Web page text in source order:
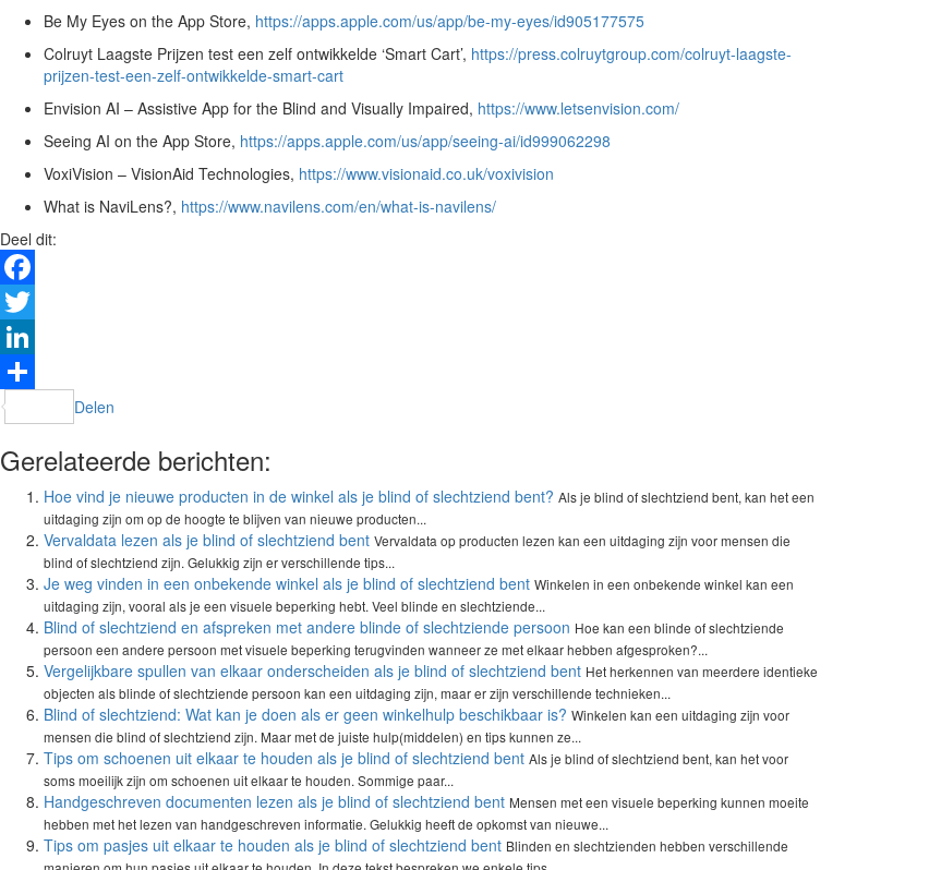
Be My Eyes on the App Store, https://apps.apple.com/us/app/be-my-eyes/id905177575
Colruyt Laagste Prijzen test een zelf ontwikkelde ‘Smart Cart’, https://press.colruytgroup.com/colruyt-laagste-
prijzen-test-een-zelf-ontwikkelde-smart-cart
Envision AI – Assistive App for the Blind and Visually Impaired, https://www.letsenvision.com/
Seeing AI on the App Store, https://apps.apple.com/us/app/seeing-ai/id999062298
VoxiVision – VisionAid Technologies, https://www.visionaid.co.uk/voxivision
What is NaviLens?, https://www.navilens.com/en/what-is-navilens/
Deel dit:
Facebook
Twitter
LinkedIn
Delen
Gerelateerde berichten:
Hoe vind je nieuwe producten in de winkel als je blind of slechtziend bent? Als je blind of slechtziend bent, kan het een
uitdaging zijn om op de hoogte te blijven van nieuwe producten...
Vervaldata lezen als je blind of slechtziend bent Vervaldata op producten lezen kan een uitdaging zijn voor mensen die
blind of slechtziend zijn. Gelukkig zijn er verschillende tips...
Je weg vinden in een onbekende winkel als je blind of slechtziend bent Winkelen in een onbekende winkel kan een
uitdaging zijn, vooral als je een visuele beperking hebt. Veel blinde en slechtziende...
Blind of slechtziend en afspreken met andere blinde of slechtziende persoon Hoe kan een blinde of slechtziende
persoon een andere persoon met visuele beperking terugvinden wanneer ze met elkaar hebben afgesproken?...
Vergelijkbare spullen van elkaar onderscheiden als je blind of slechtziend bent Het herkennen van meerdere identieke
objecten als blinde of slechtziende persoon kan een uitdaging zijn, maar er zijn verschillende technieken...
Blind of slechtziend: Wat kan je doen als er geen winkelhulp beschikbaar is? Winkelen kan een uitdaging zijn voor
mensen die blind of slechtziend zijn. Maar met de juiste hulp(middelen) en tips kunnen ze...
Tips om schoenen uit elkaar te houden als je blind of slechtziend bent Als je blind of slechtziend bent, kan het voor
soms moeilijk zijn om schoenen uit elkaar te houden. Sommige paar...
Handgeschreven documenten lezen als je blind of slechtziend bent Mensen met een visuele beperking kunnen moeite
hebben met het lezen van handgeschreven informatie. Gelukkig heeft de opkomst van nieuwe...
Tips om pasjes uit elkaar te houden als je blind of slechtziend bent Blinden en slechtzienden hebben verschillende